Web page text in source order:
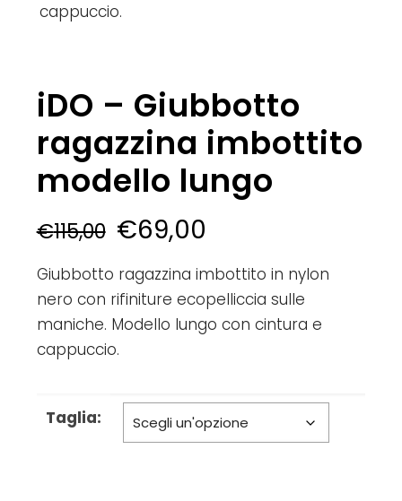
cappuccio.
iDO – Giubbotto
ragazzina imbottito
modello lungo
€115,00 €69,00
Giubbotto ragazzina imbottito in nylon
nero con rifiniture ecopelliccia sulle
maniche. Modello lungo con cintura e
cappuccio.
Taglia: